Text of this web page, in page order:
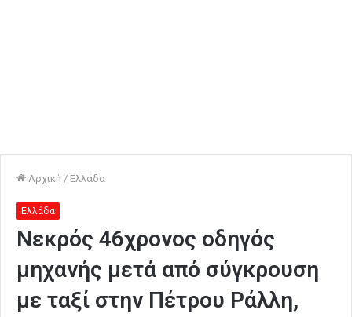
Αρχική / Ελλάδα
Ελλάδα
Νεκρός 46χρονος οδηγός
μηχανής μετά από σύγκρουση
με ταξί στην Πέτρου Ράλλη,